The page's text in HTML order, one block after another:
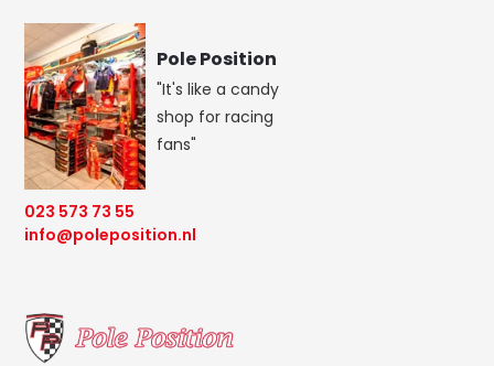
Pole Position
"It's like a candy
shop for racing
fans"
023 573 73 55
info@poleposition.nl